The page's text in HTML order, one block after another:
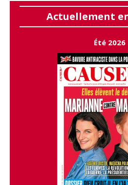
Actuellement
Été 2026